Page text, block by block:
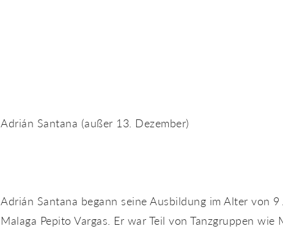
Adrián Santana (außer 13. Dezember)
Adrián Santana begann seine Ausbildung im Alter von
Malaga Pepito Vargas. Er war Teil von Tanzgruppen